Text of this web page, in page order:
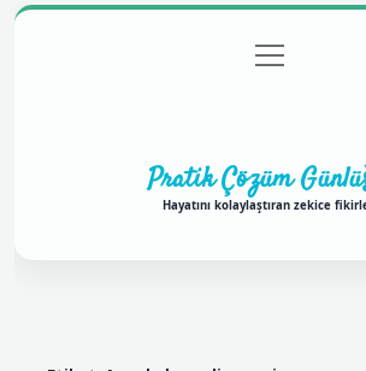
Gizlilik Politikası
menüyü
aç
Pratik Çözüm
Hayatını kolaylaştıran zekice